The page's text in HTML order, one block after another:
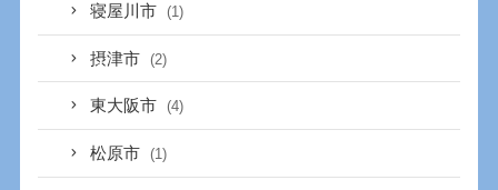
寝屋川市 (1)
摂津市 (2)
東大阪市 (4)
松原市 (1)